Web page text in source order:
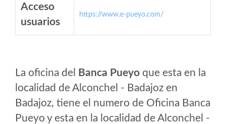
Acceso
usuarios
https://www.e-pueyo.com/
La oficina del Banca Pueyo que esta en la
localidad de Alconchel - Badajoz en
Badajoz, tiene el numero de Oficina Banca
Pueyo y esta en la localidad de Alconchel -